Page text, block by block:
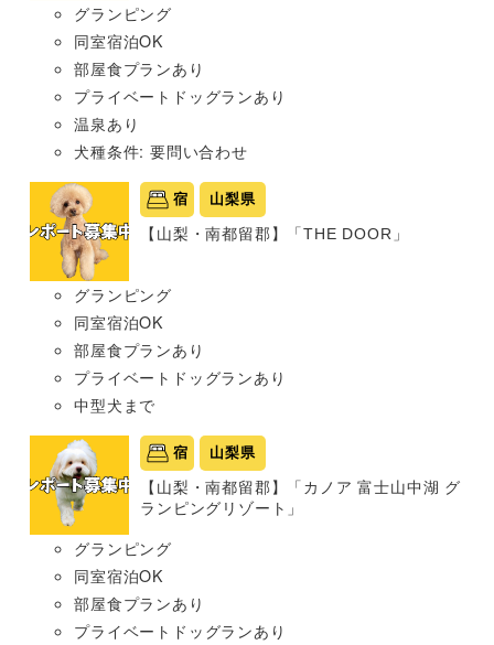
グランピング
同室宿泊OK
部屋食プランあり
プライベートドッグランあり
温泉あり
犬種条件: 要問い合わせ
宿 山梨県
【山梨・南都留郡】「THE DOOR」
グランピング
同室宿泊OK
部屋食プランあり
プライベートドッグランあり
中型犬まで
宿 山梨県
【山梨・南都留郡】「カノア 富士山中湖 グ
ランピングリゾート」
グランピング
同室宿泊OK
部屋食プランあり
プライベートドッグランあり